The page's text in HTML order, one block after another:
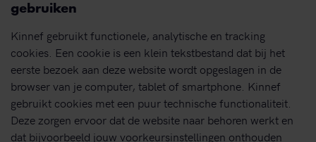
gebruiken
Kinnef gebruikt functionele, analytische en tracking
cookies. Een cookie is een klein tekstbestand dat bij het
eerste bezoek aan deze website wordt opgeslagen in de
browser van je computer, tablet of smartphone. Kinnef
gebruikt cookies met een puur technische functionaliteit.
Deze zorgen ervoor dat de website naar behoren werkt en
dat bijvoorbeeld jouw voorkeursinstellingen onthouden